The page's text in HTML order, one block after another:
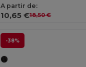
A partir de:
10,65 €18,50 €
-38%